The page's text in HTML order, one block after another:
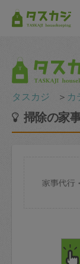
タスカジ ＞ カ
掃除の家